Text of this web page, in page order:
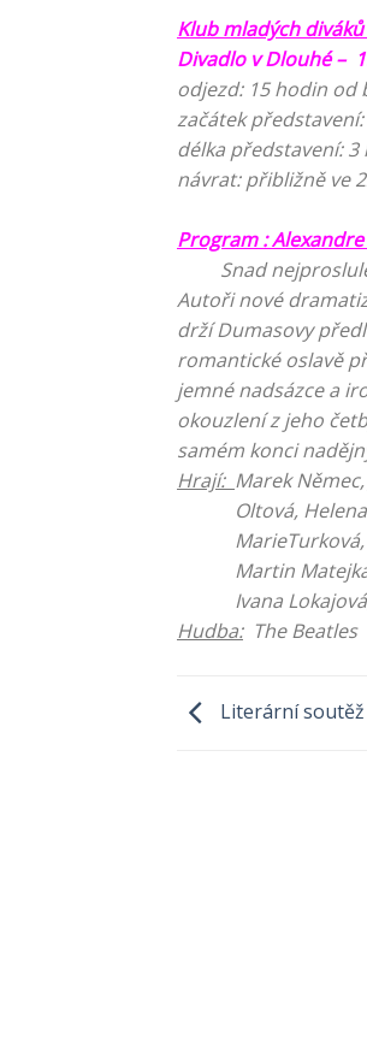
Klub mladých
Divadlo v Dlouhé –
odjezd: 15 hodin od
začátek
délka představení: 3
návrat: přibližně ve
Program : Alexandre
Snad
Autoři nové
drží Dumasovy
romantické oslavě
jemné nadsázce a
okouzlení z jeho
samém konci
Hrají: Marek
Oltová, Helena
MarieTurková,
Martin Matejka,
Ivana Lokajová,
Hudba:The Beatles
Literární soutěž